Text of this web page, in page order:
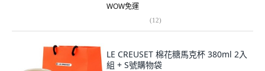
WOW免運
(12)
LE CREUSET 棉花糖馬克杯 380ml 2入
組 + S號購物袋